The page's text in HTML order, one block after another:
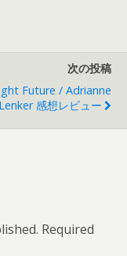
次の投稿
Future / Adrianne
Lenker 感想レビュー
Required